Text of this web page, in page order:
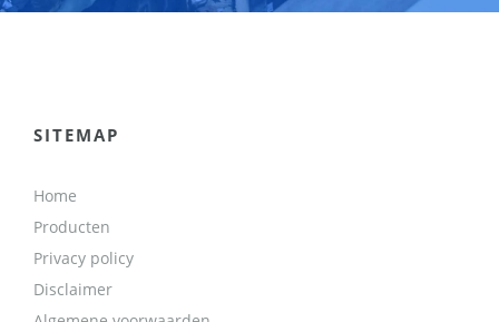
SITEMAP
Home
Producten
Privacy policy
Disclaimer